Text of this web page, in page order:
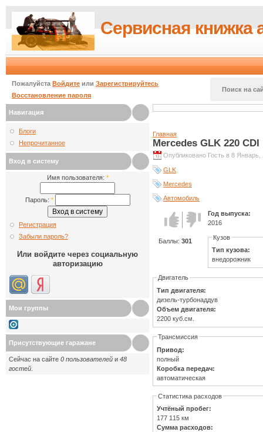
Сервисная книжка
Пожалуйста Войдите или Зарегистрируйтесь
Восстановление пароля
Поиск на
Навигация
Блоги
Непрочитанное
Вход в систему
Имя пользователя: *
Пароль: *
Регистрация
Забыли пароль?
Или войдите через социальную
авторизацию
Мои группы
Присутствующие гаражане
Сейчас на сайте 0 пользователей и 48
гостей
Главная
Mercedes GLK 220 CDI
Опубликовано Гость в 8 Январь,
GLK
Mercedes
Автомобиль
Голос за!Голос
против!
Баллы: 301
Год выпуска:
2016
Кузов
Тип кузова:
внедорожник
Двигатель
Тип двигателя:
дизель-турбонаддув
Объем двигателя:
2200 куб.см.
Трансмиссия
Привод:
полный
Коробка передач:
автоматическая
Статистика расходов
Учтёный пробег:
177 115 км
Сумма расходов: